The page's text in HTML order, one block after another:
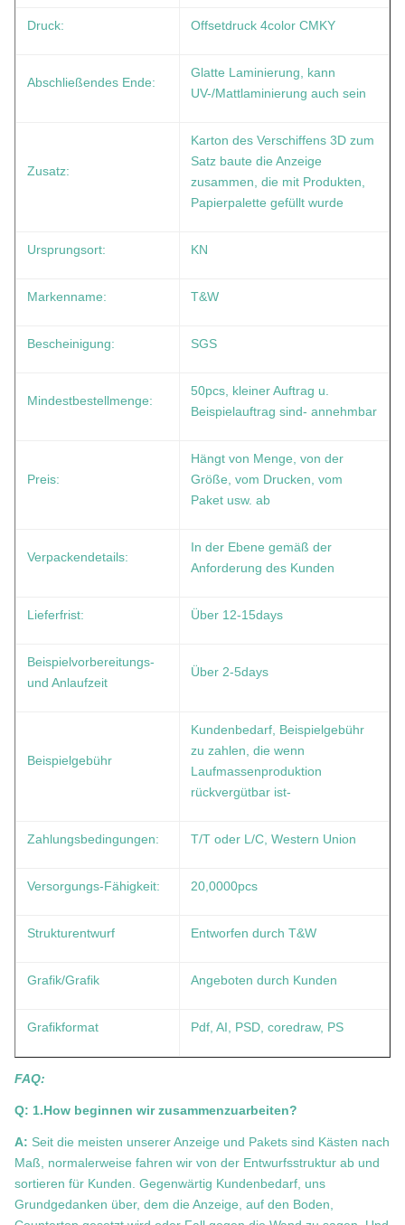
Druck: Offsetdruck 4color CMKY
Abschließendes Ende:
Glatte Laminierung, kann
UV-/Mattlaminierung auch sein
Zusatz:
Karton des Verschiffens 3D zum
Satz baute die Anzeige
zusammen, die mit Produkten,
Papierpalette gefüllt wurde
Ursprungsort: KN
Markenname: T&W
Bescheinigung: SGS
Mindestbestellmenge:
50pcs, kleiner Auftrag u.
Beispielauftrag sind- annehmbar
Preis:
Hängt von Menge, von der
Größe, vom Drucken, vom
Paket usw. ab
Verpackendetails:
In der Ebene gemäß der
Anforderung des Kunden
Lieferfrist: Über 12-15days
Beispielvorbereitungs-
und Anlaufzeit
Über 2-5days
Beispielgebühr
Kundenbedarf, Beispielgebühr
zu zahlen, die wenn
Laufmassenproduktion
rückvergütbar ist-
Zahlungsbedingungen: T/T oder L/C, Western Union
Versorgungs-Fähigkeit: 20,0000pcs
Strukturentwurf Entworfen durch T&W
Grafik/Grafik Angeboten durch Kunden
Grafikformat Pdf, AI, PSD, coredraw, PS
FAQ:
Q: 1.How beginnen wir zusammenzuarbeiten?
A: Seit die meisten unserer Anzeige und Pakets sind Kästen nach
Maß, normalerweise fahren wir von der Entwurfsstruktur ab und
sortieren für Kunden. Gegenwärtig Kundenbedarf, uns
Grundgedanken über, dem die Anzeige, auf den Boden,